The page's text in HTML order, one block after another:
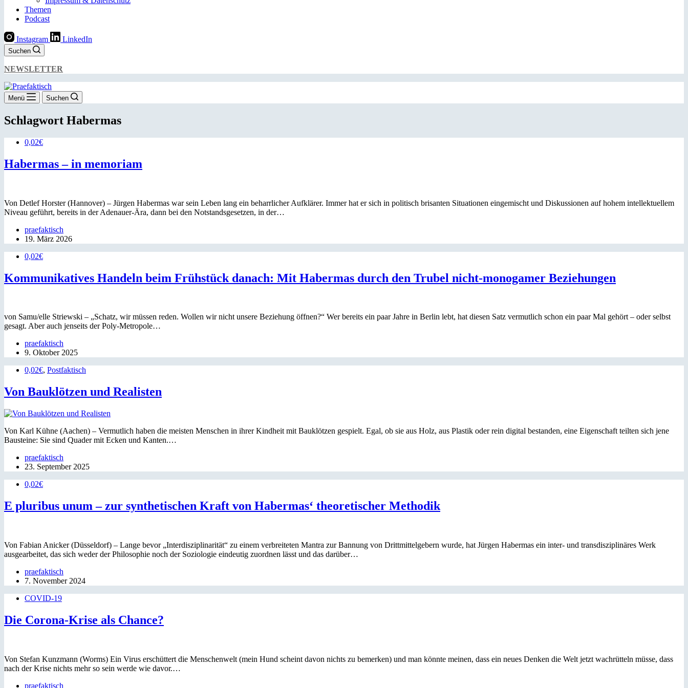
Themen
Podcast
Instagram LinkedIn
Suchen
NEWSLETTER
Menü Suchen
Schlagwort Habermas
0,02€
Habermas – in memoriam
Von Detlef Horster (Hannover) – Jürgen Habermas war sein Leben lang ein beharrlicher Aufklärer. Immer hat er sich in politisch brisanten Situationen eingemischt und Diskussionen auf hohem intellektuellem
Niveau geführt, bereits in der Adenauer-Ära, dann bei den Notstandsgesetzen, in der…
praefaktisch
19. März 2026
0,02€
Kommunikatives Handeln beim Frühstück danach: Mit Habermas durch den Trubel nicht-monogamer Beziehungen
von Samu/elle Striewski – „Schatz, wir müssen reden. Wollen wir nicht unsere Beziehung öffnen?“ Wer bereits ein paar Jahre in Berlin lebt, hat diesen Satz vermutlich schon ein paar Mal gehört – oder selbst
gesagt. Aber auch jenseits der Poly-Metropole…
praefaktisch
9. Oktober 2025
0,02€, Postfaktisch
Von Bauklötzen und Realisten
Von Karl Kühne (Aachen) – Vermutlich haben die meisten Menschen in ihrer Kindheit mit Bauklötzen gespielt. Egal, ob sie aus Holz, aus Plastik oder rein digital bestanden, eine Eigenschaft teilten sich jene
Bausteine: Sie sind Quader mit Ecken und Kanten.…
praefaktisch
23. September 2025
0,02€
E pluribus unum – zur synthetischen Kraft von Habermas‘ theoretischer Methodik
Von Fabian Anicker (Düsseldorf) – Lange bevor „Interdisziplinarität“ zu einem verbreiteten Mantra zur Bannung von Drittmittelgebern wurde, hat Jürgen Habermas ein inter- und transdisziplinäres Werk
ausgearbeitet, das sich weder der Philosophie noch der Soziologie eindeutig zuordnen lässt und das darüber…
praefaktisch
7. November 2024
COVID-19
Die Corona-Krise als Chance?
Von Stefan Kunzmann (Worms) Ein Virus erschüttert die Menschenwelt (mein Hund scheint davon nichts zu bemerken) und man könnte meinen, dass ein neues Denken die Welt jetzt wachrütteln müsse, dass
nach der Krise nichts mehr so sein werde wie davor.…
praefaktisch